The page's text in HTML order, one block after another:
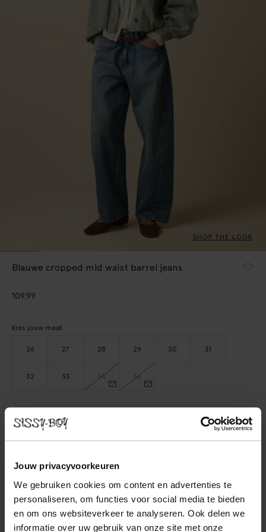
Jouw privacyvoorkeuren
We gebruiken cookies om content en advertenties te
personaliseren, om functies voor social media te bieden
en om ons websiteverkeer te analyseren. Ook delen we
informatie over uw gebruik van onze site met onze
SHOP THE LOOK
Blauwe cropped mid waist barrel jeans
109.99
Kies jouw maat
26 27 28 29 30 31
32 33 34 36
Achteraf betalen
Snelle levering